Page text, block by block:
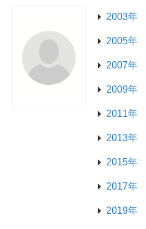
2003年
2005年
2007年
2009年
2011年
2013年
2015年
2017年
2019年